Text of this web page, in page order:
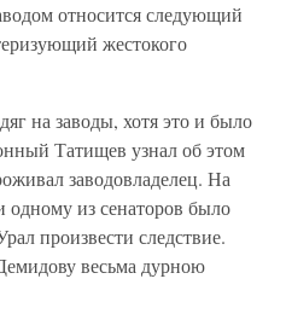
относится следующий
жестокого
на заводы, хотя это и было
Татищев узнал об этом
заводовладелец. На
одному из сенаторов было
произвести следствие.
весьма дурною